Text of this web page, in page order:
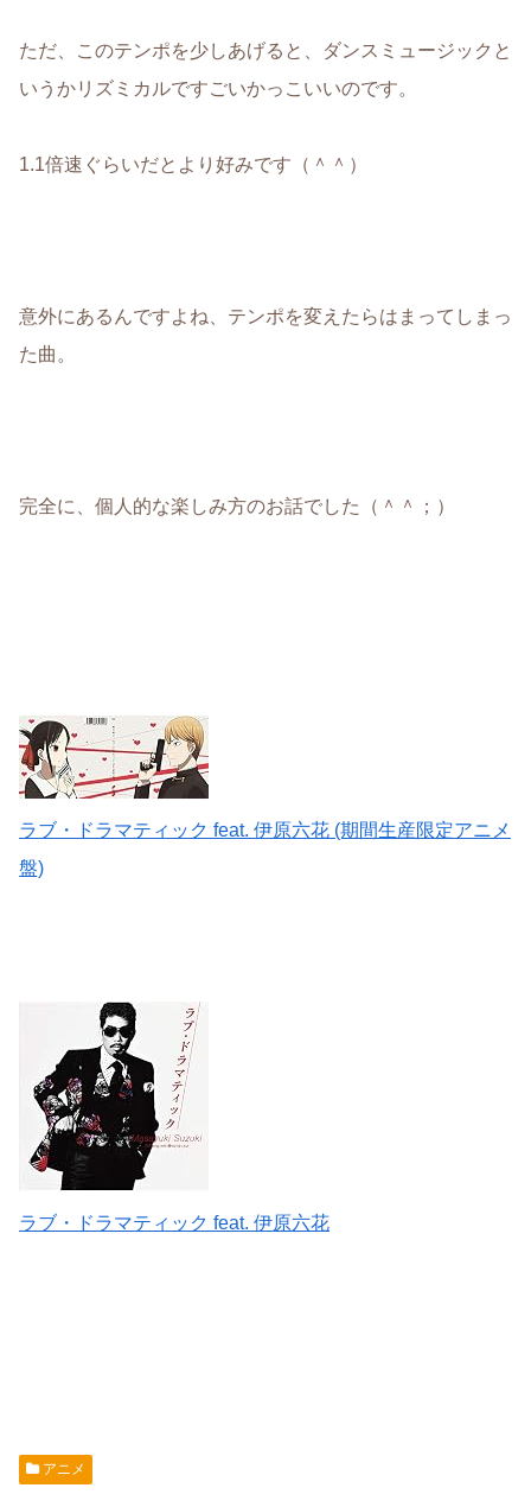
ただ、このテンポを少しあげると、ダンスミュージックと
いうかリズミカルですごいかっこいいのです。
1.1倍速ぐらいだとより好みです（＾＾）
意外にあるんですよね、テンポを変えたらはまってしまっ
た曲。
完全に、個人的な楽しみ方のお話でした（＾＾；）
ラブ・ドラマティック feat. 伊原六花 (期間生産限定アニメ
盤)
ラブ・ドラマティック feat. 伊原六花
アニメ